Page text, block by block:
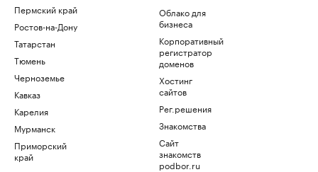
Пермский край
Ростов-на-Дону
Татарстан
Тюмень
Черноземье
Кавказ
Карелия
Мурманск
Приморский
край
Облако для
бизнеса
Корпоративный
регистратор
доменов
Хостинг
сайтов
Рег.решения
Знакомства
Сайт
знакомств
podbor.ru